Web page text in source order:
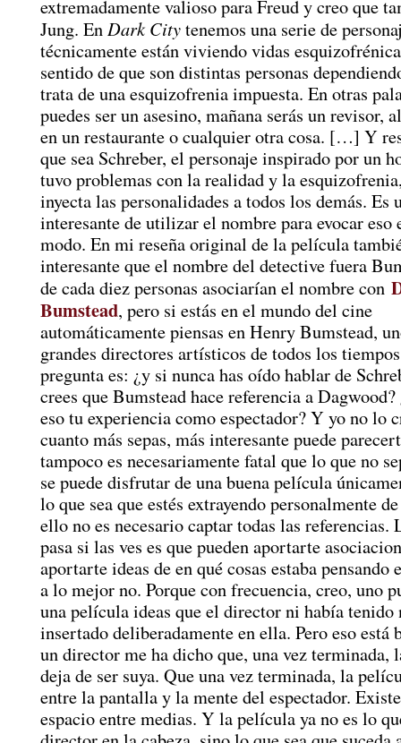
extremadamente valioso para Freud y creo que
Jung. En Dark Citytenemos una serie de
técnicamente están viviendo vidas
sentido de que son distintas personas
trata de una esquizofrenia impuesta. En otras
puedes ser un asesino, mañana serás un revisor,
en un restaurante o cualquier otra cosa. […] Y
que sea Schreber, el personaje inspirado por un
tuvo problemas con la realidad y la
inyecta las personalidades a todos los demás. Es
interesante de utilizar el nombre para evocar eso
modo. En mi reseña original de la película
interesante que el nombre del detective fuera
de cada diez personas asociarían el nombre con
Bumstead, pero si estás en el mundo del cine
automáticamente piensas en Henry Bumstead,
grandes directores artísticos de todos los
pregunta es: ¿y si nunca has oído hablar de
crees que Bumstead hace referencia a
eso tu experiencia como espectador? Y yo no lo
cuanto más sepas, más interesante puede
tampoco es necesariamente fatal que lo que no
se puede disfrutar de una buena película
lo que sea que estés extrayendo personalmente
ello no es necesario captar todas las referencias.
pasa si las ves es que pueden aportarte
aportarte ideas de en qué cosas estaba
a lo mejor no. Porque con frecuencia, creo, uno
una película ideas que el director ni había tenido
insertado deliberadamente en ella. Pero eso está
un director me ha dicho que, una vez terminada,
deja de ser suya. Que una vez terminada, la
entre la pantalla y la mente del espectador.
espacio entre medias. Y la película ya no es lo